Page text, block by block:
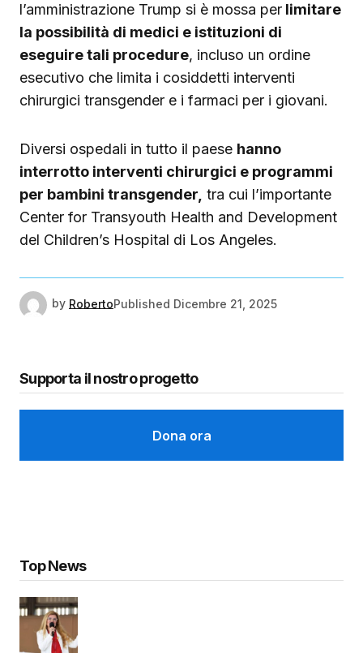
l’amministrazione Trump si è mossa per limitare
la possibilità di medici e istituzioni di
eseguire tali procedure, incluso un ordine
esecutivo che limita i cosiddetti interventi
chirurgici transgender e i farmaci per i giovani.
Diversi ospedali in tutto il paese hanno
interrotto interventi chirurgici e programmi
per bambini transgender, tra cui l’importante
Center for Transyouth Health and Development
del Children’s Hospital di Los Angeles.
by RobertoPublished Dicembre 21, 2025
Supporta il nostro progetto
Dona ora
Top News